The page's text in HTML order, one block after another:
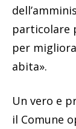
particolare
per
abita».
Un vero e
il Comune